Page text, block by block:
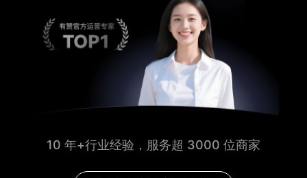
10 年+行业经验，服务超 3000 位商家